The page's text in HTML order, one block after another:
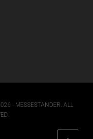
- MESSESTANDER. ALL